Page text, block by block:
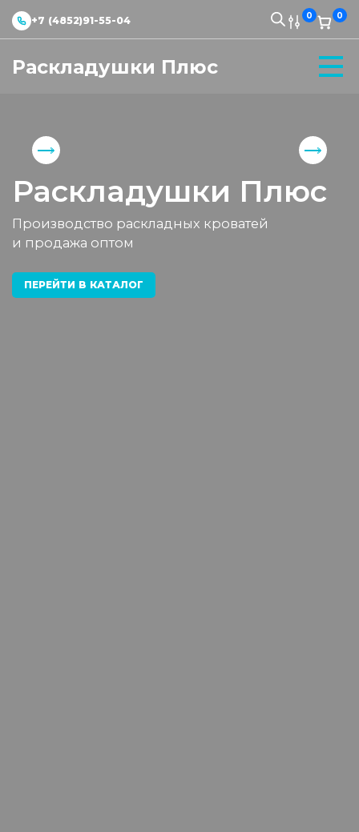
+7 (4852)91-55-04 0 0
Раскладушки Плюс
Раскладушки Плюс
Производство раскладных кроватей
и продажа оптом
ПЕРЕЙТИ В КАТАЛОГ